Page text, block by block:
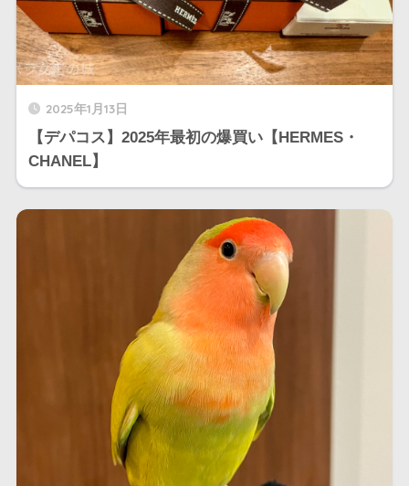
2025年1月13日
【デパコス】2025年最初の爆買い【HERMES・
CHANEL】